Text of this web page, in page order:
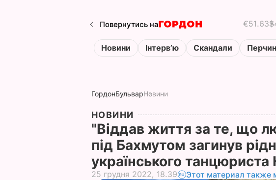
Повернутись на €51.63
Новини Інтервʼю Скандали
ГордонБульварНовини
НОВИНИ
"Віддав життя за те, що
під Бахмутом загинув
українського
25 грудня 2022, 18.39 Этот материал также